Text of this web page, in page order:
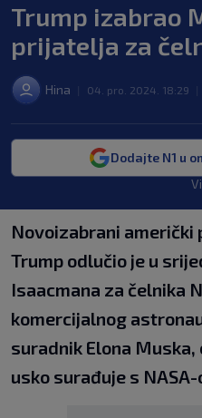
Trump izabrao
prijatelja za
Hina 04. pro. 2024. 18:29
Dodajte N1 u
Novoizabrani američki
Trump odlučio je u
Isaacmana za čelnika
komercijalnog
suradnik Elona Muska,
usko surađuje s NASA-